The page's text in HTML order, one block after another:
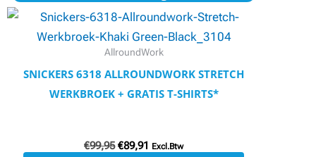
AllroundWork
SNICKERS 6318 ALLROUNDWORK STRETCH
WERKBROEK + GRATIS T-SHIRTS*
€99,95
was:
€99,95.
€89,91
is:
€89,91.
Excl.Btw
product
heeft
meerdere
variaties.
Deze
gekozen